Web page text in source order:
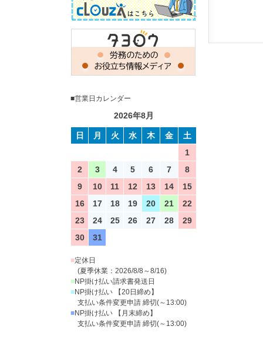
■営業日カレンダー
2026年8月
日 月 火 水 木 金
土
1
2
3 4 5 6 7
8
9
10 11 12 13 14
15
16
17 18 19 20 21
22
23
24 25 26 27 28
29
30
31
■定休日
(夏季休業：2026/8/8～8/16)
■NP掛け払い請求書発送日
■NP掛け払い 【20日締め】
支払い条件変更申請 締切(～13:00)
■NP掛け払い 【月末締め】
支払い条件変更申請 締切(～13:00)